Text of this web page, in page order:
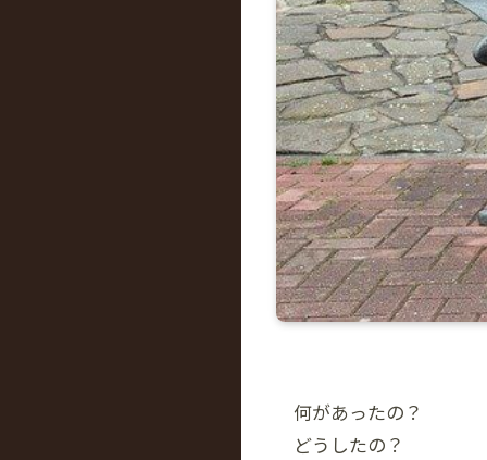
何があったの？
どうしたの？